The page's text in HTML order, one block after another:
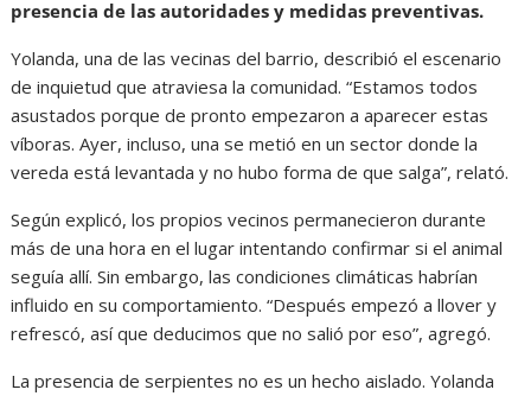
presencia de las autoridades y medidas preventivas.
Yolanda, una de las vecinas del barrio, describió el escenario
de inquietud que atraviesa la comunidad. “Estamos todos
asustados porque de pronto empezaron a aparecer estas
víboras. Ayer, incluso, una se metió en un sector donde la
vereda está levantada y no hubo forma de que salga”, relató.
Según explicó, los propios vecinos permanecieron durante
más de una hora en el lugar intentando confirmar si el animal
seguía allí. Sin embargo, las condiciones climáticas habrían
influido en su comportamiento. “Después empezó a llover y
refrescó, así que deducimos que no salió por eso”, agregó.
La presencia de serpientes no es un hecho aislado. Yolanda